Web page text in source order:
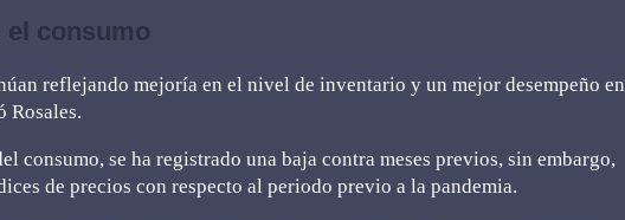
el consumo
reflejando mejoría en el nivel de inventario y un mejor desempeño en
Rosales.
consumo, se ha registrado una baja contra meses previos, sin embargo,
de precios con respecto al periodo previo a la pandemia.